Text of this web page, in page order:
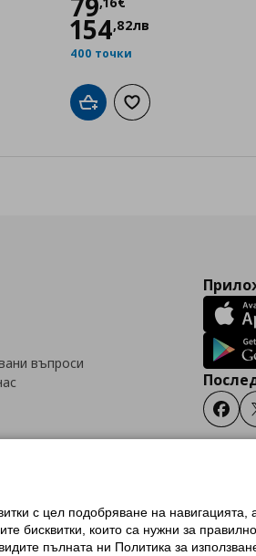
с любими
154,82лв
400 точки
Добави в кошницата
Добави към
въпроси
за използване на бисквиткиУсловия за
данни на ikea.bg
Общи условия на
с цел подобряване на
бисквитки, които са нужни за
пълната ни Политика за